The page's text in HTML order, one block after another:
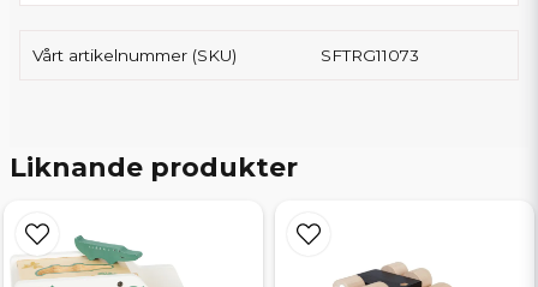
Vårt artikelnummer (SKU) SFTRG11073
Liknande produkter